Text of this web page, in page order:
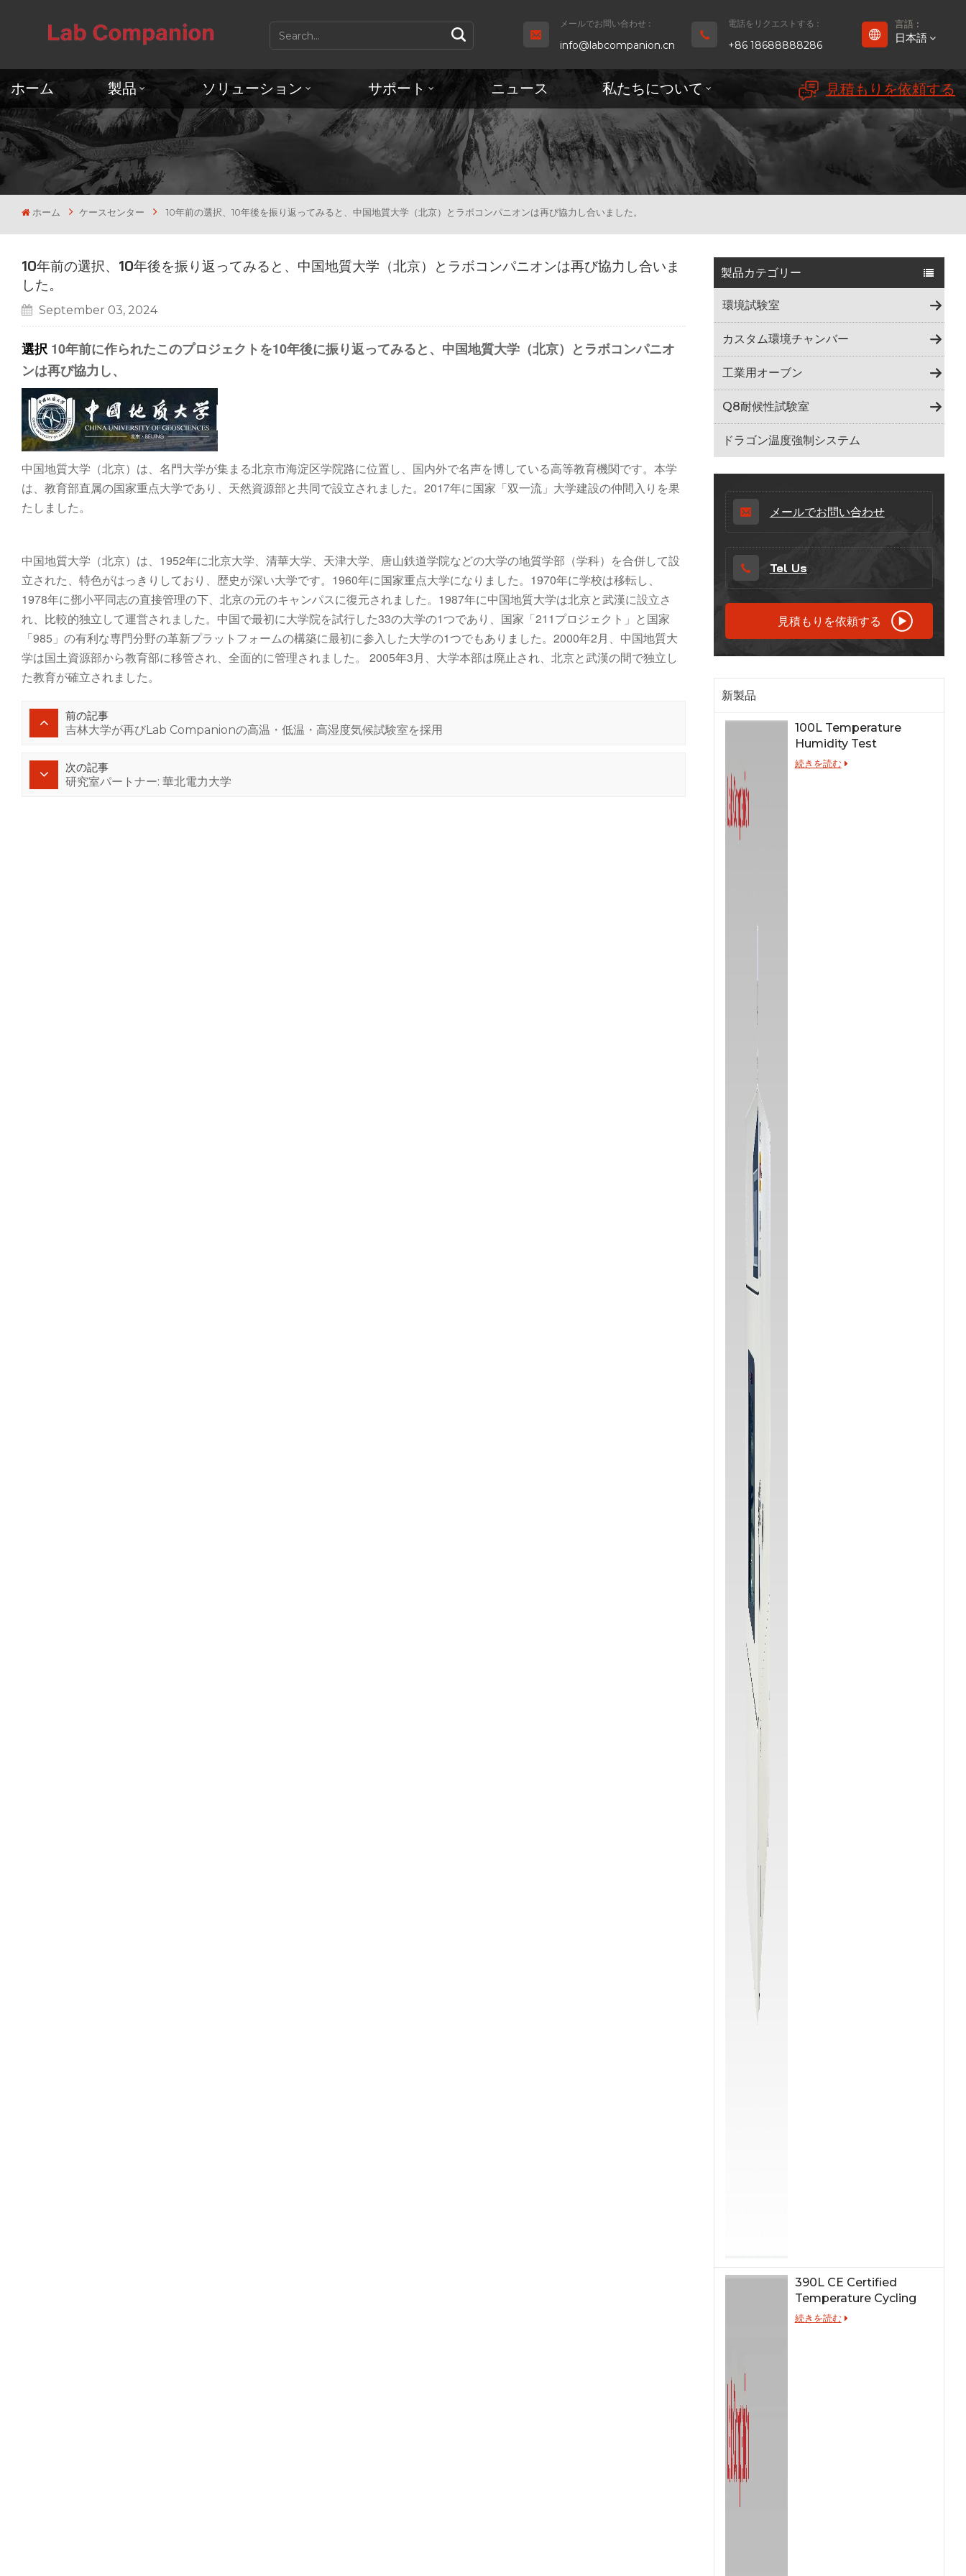
メールでお問い合わせ :
info@labcompanion.cn
電話をリクエストする :
+86 18688888286
言語 :
日本語
Español
日本語
Tiếng Việt
中文
ホーム 製品 ソリューション サポート ニュース 私たちについて 見積もりを依頼する
ホーム ケースセンター 10年前の選択、10年後を振り返ってみると、中国地質大学（北京）とラボコンパニオンは再び協力し合いました。
製品カテゴリー
環境試験室
カスタム環境チャンバー
工業用オーブン
Q8耐候性試験室
ドラゴン温度強制システム
メールでお問い合わせ
Tel Us
見積もりを依頼する
新製品
100L Temperature
Humidity Test
Chamber for Lab
続きを読む
390L CE Certified
Temperature Cycling
Test Chamber
続きを読む
10年前の選択、10年後を振り返ってみると、中国地質大学（北京）とラボコンパニオンは再び協力し合いま
した。
September 03, 2024
選択10年前に作られたこのプロジェクトを10年後に振り返ってみると、中国地質大学（北京）とラボコンパニオ
ンは再び協力し、
中国地質大学（北京）は、名門大学が集まる北京市海淀区学院路に位置し、国内外で名声を博している高等教育機関です。本学
は、教育部直属の国​​家重点大学であり、天然資源部と共同で設立されました。2017年に国家「双一流」大学建設の仲間入りを果
たしました。
中国地質大学（北京）は、1952年に北京大学、清華大学、天津大学、唐山鉄道学院などの大学の地質学部（学科）を合併して設
立された、特色がはっきりしており、歴史が深い大学です。1960年に国家重点大学になりました。1970年に学校は移転し、
1978年に鄧小平同志の直接管理の下、北京の元のキャンパスに復元されました。1987年に中国地質大学は北京と武漢に設立さ
れ、比較的独立して運営されました。中国で最初に大学院を試行した33の大学の1つであり、国家「211プロジェクト」と国家
「985」の有利な専門分野の革新プラットフォームの構築に最初に参入した大学の1つでもありました。2000年2月、中国地質大
学は国土資源部から教育部に移管され、全面的に管理されました。 2005年3月、大学本部は廃止され、北京と武漢の間で独立し
た教育が確立されました。
前の記事
吉林大学が再びLab Companionの高温・低温・高湿度気候試験室を採用
次の記事
研究室パートナー: 華北電力大学